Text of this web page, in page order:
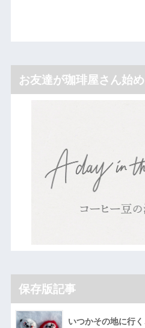
お友達が珈琲屋さん始
保存版記事
いつかその地に行